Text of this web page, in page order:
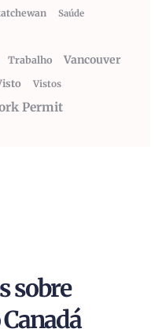
Saúde
Trabalho Vancouver
Vistos
Permit
sobre